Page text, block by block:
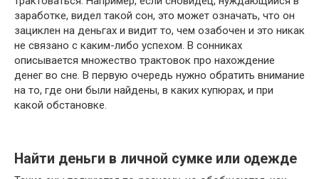
заработке, видел такой сон, это может означать, что он
зациклен на деньгах и видит то, чем озабочен и это никак
не связано с каким-либо успехом. В сонниках
описывается множество трактовок про нахождение
денег во сне. В первую очередь нужно обратить внимание
на то, где они были найдены, в каких купюрах, и при
какой обстановке.
Найти деньги в личной сумке или одежде